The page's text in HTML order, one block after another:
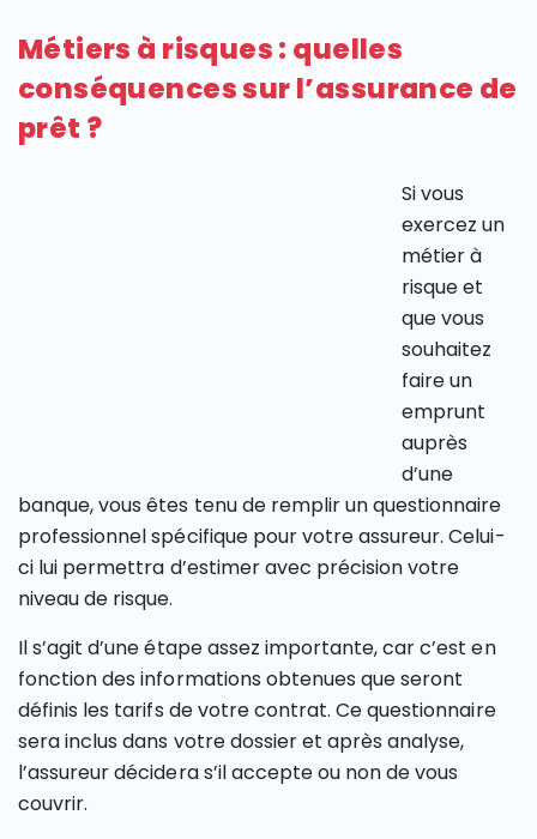
Métiers à risques : quelles
conséquences sur l’assurance de
prêt ?
Si vous
exercez un
métier à
risque et
que vous
souhaitez
faire un
emprunt
auprès
d’une
banque, vous êtes tenu de remplir un questionnaire
professionnel spécifique pour votre assureur. Celui-
ci lui permettra d’estimer avec précision votre
niveau de risque.
Il s’agit d’une étape assez importante, car c’est en
fonction des informations obtenues que seront
définis les tarifs de votre contrat. Ce questionnaire
sera inclus dans votre dossier et après analyse,
l’assureur décidera s’il accepte ou non de vous
couvrir.